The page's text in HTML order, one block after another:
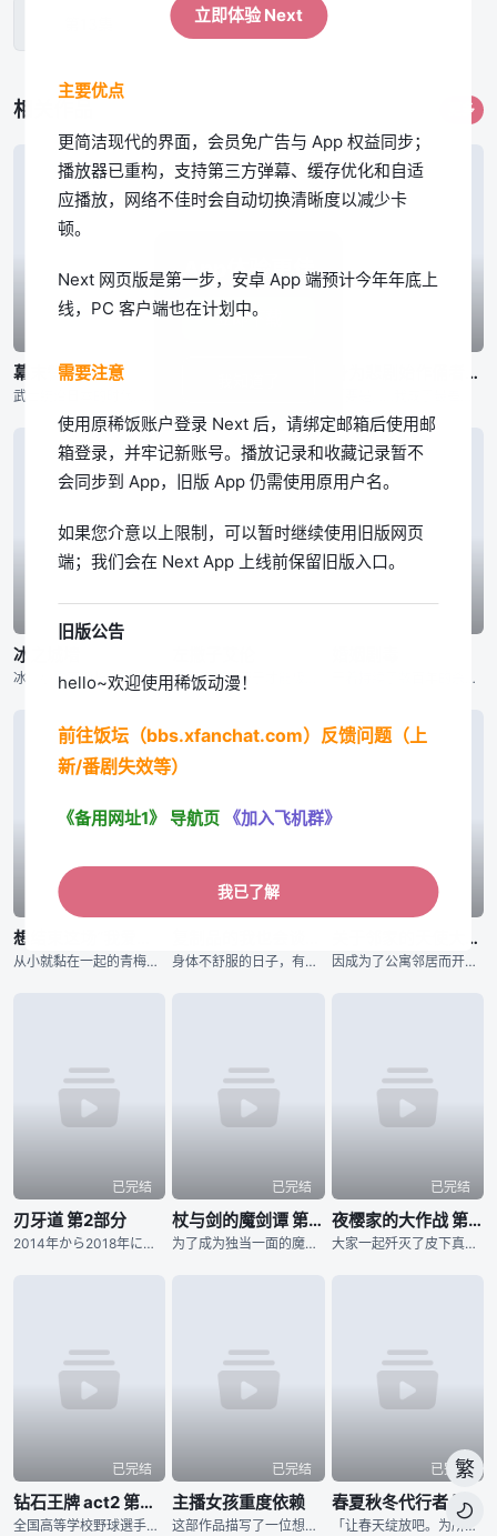
App体验更佳
立即下载
相关作品 更多
幕末替身传说 身为悲剧始作俑者的最强邪恶BOSS女王为民竭心尽力。 第二季
已完结
冰之城墙
冰川小雪不擅长与人接触，与他人之间竖起了一堵城墙。尽管在高中里不与人扯上关系独自度过，却和不知为何不停逼近的雨宫凑相遇了——？孤高的女子小雪，学校里的人气之人美姬，毫无距离感男子凑，有着悠哉温柔氛围的 干着持续了数百年的杀手行当“用毒人”的青年·下吕。对于干着暗中的工作，不擅长应对女性的他来说结婚并不是必须要做的东西。然而，为了不让“用毒人”的血脉断绝，老家通知他的妹妹要强制让她生下继承人。就在这时
从小就黏在一起的青梅竹马。即使他们注意到了自己的情感，但因太过熟悉而无法坦然面对对方。将两人紧紧连在一起的是从小开始玩的「我爱你」游戏。两人将爱情托付给了这个游戏，如果谁先让对方害羞，谁就获胜！？&n
已完结
身体不舒服的日子，有着麻烦的值日的日子，定期测试的日子……。她在嫌去学校麻烦的日子里，就会把我唤出。名为爱川素直的少女的分身，便利的替身，那就是我。不过尽管外貌完全相同，性格却有点区别就是了。无法自由
已完结
关于邻家的天使大人不知不觉把我惯成了废人这档子事 第二季
因成为了公寓邻居而开始交流的藤宫周与椎名真昼，在高中二年级的运动会结束后，终于正式交往。无论是亲手制作的料理还是浴衣约会，两人间充满了如新婚夫妻般的氛围，但那份怦然心动的感觉却依然让他们不知所措。随着
已完结
刃牙道 第2部分
2014年から2018年にわたり『週刊少年チャンピオン』にて、連載された板垣恵介による同名コミックが原作の『刃牙道』。 “地上最強の親子喧嘩”が幕を閉じてから、刃牙をはじめ、歴戦のファイターたちは耐
已完结
杖与剑的魔剑谭 第二季
为了成为独当一面的魔导士，少年威尔进入魔法学院学习。然而个性努力认真的他，即使想成为魔导士却有个致命性的弱点。那就是「他完全无法使用魔法」。同学跟老师都用冷漠的眼神看待他，尽管有的时候感到相当挫折，威
已完结
夜樱家的大作战 第二季
大家一起歼灭了皮下真率领的犯罪组织「蒲公英」，「夜樱前线」顺利成功，接着还一并举办了太阳与六美的婚宴，夜樱家迎来了安稳的日常生活…… 然而却冒出了新任务？ 某天，太阳在梦中与夜樱家初代当家夜樱蕾进
已完结
钻石王牌 act2 第二季
全国高等学校野球選手権東京大会に参加する各校の選手の闘志みなぎる表情から始まります。稲城実業高等学校、市大三高、薬師高校といったライバルたちが登場し、彼らに挑む青道高校は沢村栄純がエースナンバーを背負
已完结
主播女孩重度依赖
这部作品描写了一位想要成为最强的主播同时迫切想要得到他人认可的女孩，与辅佐她的「阿P」共同生活30天的多结局ADV。于2022年01月在Steam平台发售，至今为止已累积超过300万次下载数量，相关歌
已完结
春夏秋冬代行者 春之舞
「让春天绽放吧。为所有人带来春天。」 所谓的「四季代行者」，指的是凭藉四季诸神赐予的特殊力量，使季节在各地流转的现人神。 人们习以为常的四季更迭，正是仰赖他们不懈的努力才得以维系。 然而，自从春
繁

立即体验 Next
主要优点
更简洁现代的界面，会员免广告与 App 权益同步；
播放器已重构，支持第三方弹幕、缓存优化和自适
应播放，网络不佳时会自动切换清晰度以减少卡
顿。
Next 网页版是第一步，安卓 App 端预计今年年底上
线，PC 客户端也在计划中。
需要注意
使用原稀饭账户登录 Next 后，请绑定邮箱后使用邮
箱登录，并牢记新账号。播放记录和收藏记录暂不
会同步到 App，旧版 App 仍需使用原用户名。
如果您介意以上限制，可以暂时继续使用旧版网页
端；我们会在 Next App 上线前保留旧版入口。
旧版公告
hello~欢迎使用稀饭动漫！
前往饭坛（bbs.xfanchat.com）反馈问题（上
新/番剧失效等）
《备用网址1》 导航页 《加入飞机群》
我已了解